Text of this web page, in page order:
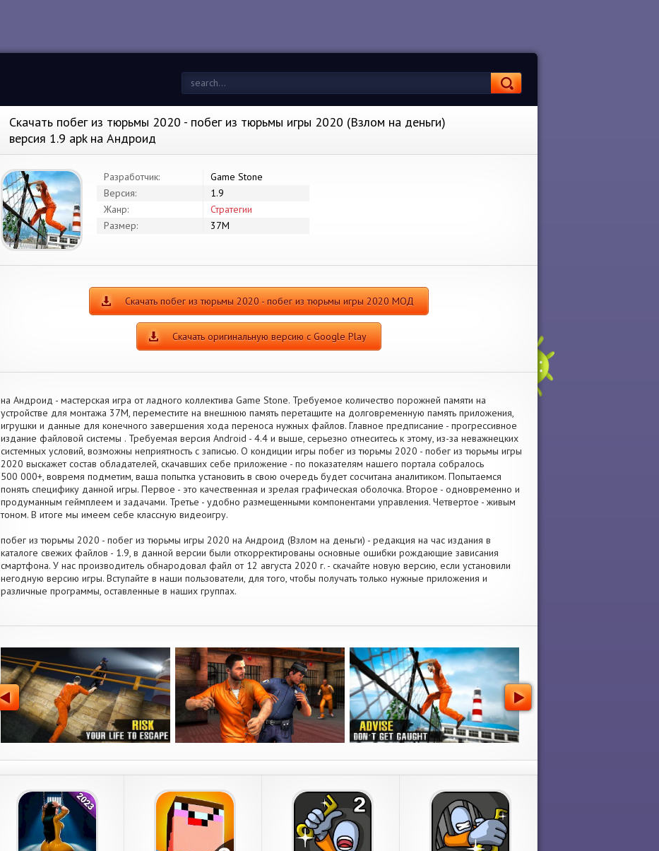
Скачать побег из тюрьмы 2020 - побег из тюрьмы игры 2020 (Взлом на деньги)
версия 1.9 apk на Андроид
Разработчик:
Game Stone
Версия:
1.9
Жанр:
Стратегии
Размер:
37M
Скачать побег из тюрьмы 2020 - побег из тюрьмы игры 2020 МОД
Скачать оригинальную версию с Google Play
на Андроид - мастерская игра от ладного коллектива Game Stone. Требуемое количество порожней памяти на
устройстве для монтажа 37M, переместите на внешнюю память перетащите на долговременную память приложения,
игрушки и данные для конечного завершения хода переноса нужных файлов. Главное предписание - прогрессивное
издание файловой системы . Требуемая версия Android - 4.4 и выше, серьезно отнеситесь к этому, из-за неважнецких
системных условий, возможны неприятность с записью. О кондиции игры побег из тюрьмы 2020 - побег из тюрьмы игры
2020 выскажет состав обладателей, скачавших себе приложение - по показателям нашего портала собралось
500 000+, вовремя подметим, ваша попытка установить в свою очередь будет сосчитана аналитиком. Попытаемся
понять специфику данной игры. Первое - это качественная и зрелая графическая оболочка. Второе - одновременно и
продуманным геймплеем и задачами. Третье - удобно размещенными компонентами управления. Четвертое - живым
тоном. В итоге мы имеем себе классную видеоигру.
побег из тюрьмы 2020 - побег из тюрьмы игры 2020 на Андроид (Взлом на деньги) - редакция на час издания в
каталоге свежих файлов - 1.9, в данной версии были откорректированы основные ошибки рождающие зависания
смартфона. У нас производитель обнародовал файл от 12 августа 2020 г. - скачайте новую версию, если установили
негодную версию игры. Вступайте в наши пользователи, для того, чтобы получать только нужные приложения и
различные программы, оставленные в наших группах.